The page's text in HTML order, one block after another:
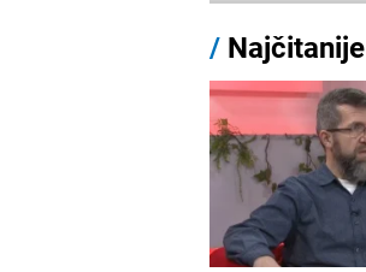
/ Najčitanije